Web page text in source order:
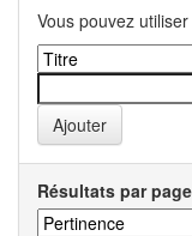
Vous pouvez
Résultats par page